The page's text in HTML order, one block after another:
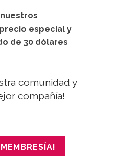
especial y
de 30 dólares
comunidad y
compañía!